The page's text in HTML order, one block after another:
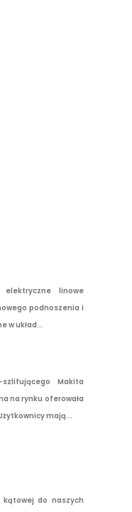
linowe
podnoszenia i
w układ...
Makita
na rynku oferowała
mają...
do naszych